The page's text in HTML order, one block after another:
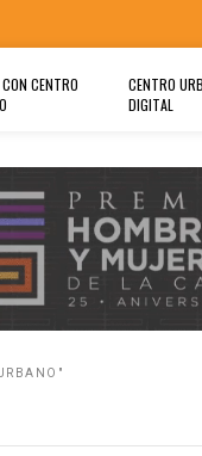
CENTRO
CENTRO
DIGITAL